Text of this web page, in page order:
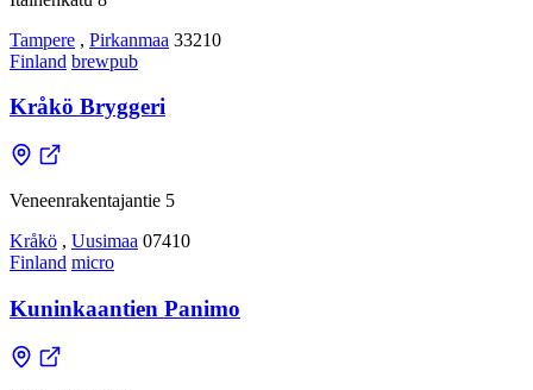
Tampere , Pirkanmaa 33210
Finland brewpub
Kråkö Bryggeri
Veneenrakentajantie 5
Kråkö , Uusimaa 07410
Finland micro
Kuninkaantien Panimo